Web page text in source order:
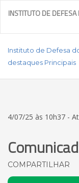
INSTITUTO DE
Instituto de Defesa
destaques Principais
4/07/25 às 10h37 -
COMPARTILHAR